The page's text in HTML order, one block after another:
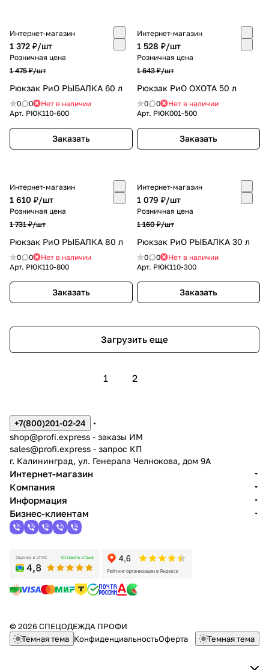
Интернет-магазин
1 372 ₽/шт
Розничная цена
1 475 ₽/шт
Рюкзак РиО РЫБАЛКА 60 л
0 0
Нет в наличии
Арт. РЮК110-600
Заказать
Интернет-магазин
1 528 ₽/шт
Розничная цена
1 643 ₽/шт
Рюкзак РиО ОХОТА 50 л
0 0
Нет в наличии
Арт. РЮК001-500
Заказать
Интернет-магазин
1 610 ₽/шт
Розничная цена
1 731 ₽/шт
Рюкзак РиО РЫБАЛКА 80 л
0 0
Нет в наличии
Арт. РЮК110-800
Заказать
Интернет-магазин
1 079 ₽/шт
Розничная цена
1 160 ₽/шт
Рюкзак РиО РЫБАЛКА 30 л
0 0
Нет в наличии
Арт. РЮК110-300
Заказать
Загрузить еще
1 2
+7(800)201-02-24
shop@profi.express - заказы ИМ
sales@profi.express - запрос КП
г. Калининград, ул. Генерала Челнокова, дом 9A
Интернет-магазин
Компания
Информация
Бизнес-клиентам
© 2026 СПЕЦОДЕЖДА ПРОФИ
Темная тема КонфиденциальностьОферта Темная тема